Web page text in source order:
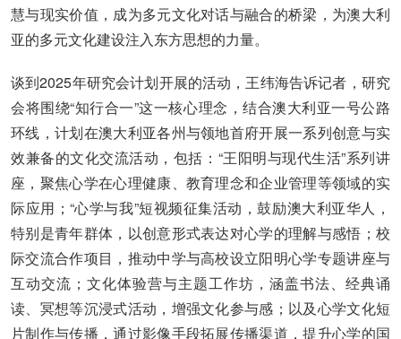
慧与现实价值，成为多元文化对话与融合的桥梁，为澳大利
亚的多元文化建设注入东方思想的力量。
谈到2025年研究会计划开展的活动，王纬海告诉记者，研究
会将围绕“知行合一”这一核心理念，结合澳大利亚一号公路
环线，计划在澳大利亚各州与领地首府开展一系列创意与实
效兼备的文化交流活动，包括：“王阳明与现代生活”系列讲
座，聚焦心学在心理健康、教育理念和企业管理等领域的实
际应用；“心学与我”短视频征集活动，鼓励澳大利亚华人，
特别是青年群体，以创意形式表达对心学的理解与感悟；校
际交流合作项目，推动中学与高校设立阳明心学专题讲座与
互动交流；文化体验营与主题工作坊，涵盖书法、经典诵
读、冥想等沉浸式活动，增强文化参与感；以及心学文化短
片制作与传播，通过影像手段拓展传播渠道，提升心学的国